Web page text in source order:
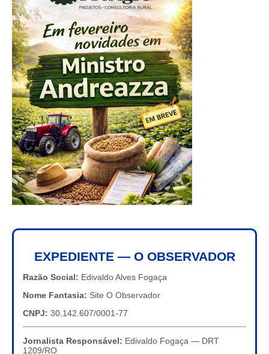
EXPEDIENTE — O OBSERVADOR
Razão Social: Edivaldo Alves Fogaça
Nome Fantasia: Site O Observador
CNPJ: 30.142.607/0001-77
Jornalista Responsável: Edivaldo Fogaça — DRT
1209/RO